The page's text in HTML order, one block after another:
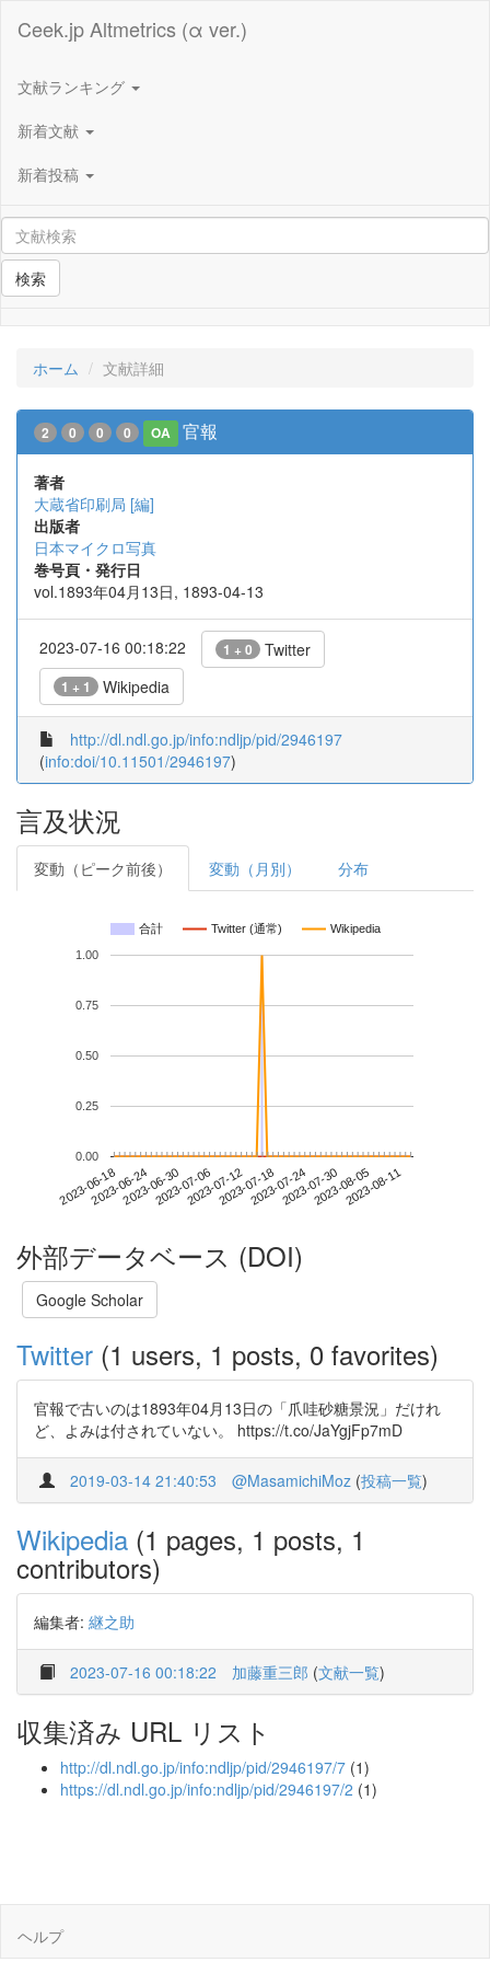
Ceek.jp Altmetrics (α ver.)
文献ランキング
新着文献
新着投稿
検索
ホーム 文献詳細
2 0 0 0 OA 官報
著者
大蔵省印刷局 [編]
出版者
日本マイクロ写真
巻号頁・発行日
vol.1893年04月13日, 1893-04-13
2023-07-16 00:18:22 1 + 0 Twitter
1 + 1 Wikipedia
http://dl.ndl.go.jp/info:ndljp/pid/2946197
(info:doi/10.11501/2946197)
言及状況
変動（ピーク前後） 変動（月別） 分布
合計 Twitter (通常) Wikipedia
2023-06-182023-06-242023-06-302023-07-062023-07-122023-07-182023-07-242023-07-302023-08-052023-08-11
0.00
0.25
0.50
0.75
1.00
外部データベース (DOI)
Google Scholar
Twitter (1 users, 1 posts, 0 favorites)
官報で古いのは1893年04月13日の「爪哇砂糖景況」だけれ
ど、よみは付されていない。 https://t.co/JaYgjFp7mD
2019-03-14 21:40:53 @MasamichiMoz (投稿一覧)
Wikipedia (1 pages, 1 posts, 1
contributors)
編集者: 継之助
2023-07-16 00:18:22 加藤重三郎 (文献一覧)
収集済み URL リスト
http://dl.ndl.go.jp/info:ndljp/pid/2946197/7 (1)
https://dl.ndl.go.jp/info:ndljp/pid/2946197/2 (1)
ヘルプ